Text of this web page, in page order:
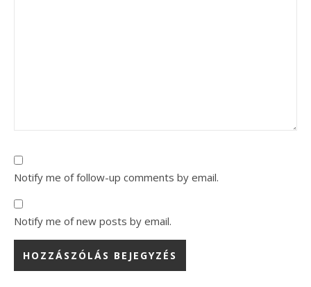
Notify me of follow-up comments by email.
Notify me of new posts by email.